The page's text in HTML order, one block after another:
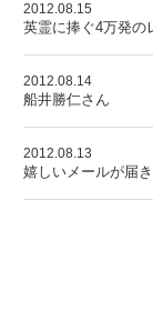
2012.08.15
英霊に捧ぐ4万発の
2012.08.14
船井勝仁さん
2012.08.13
嬉しいメールが届